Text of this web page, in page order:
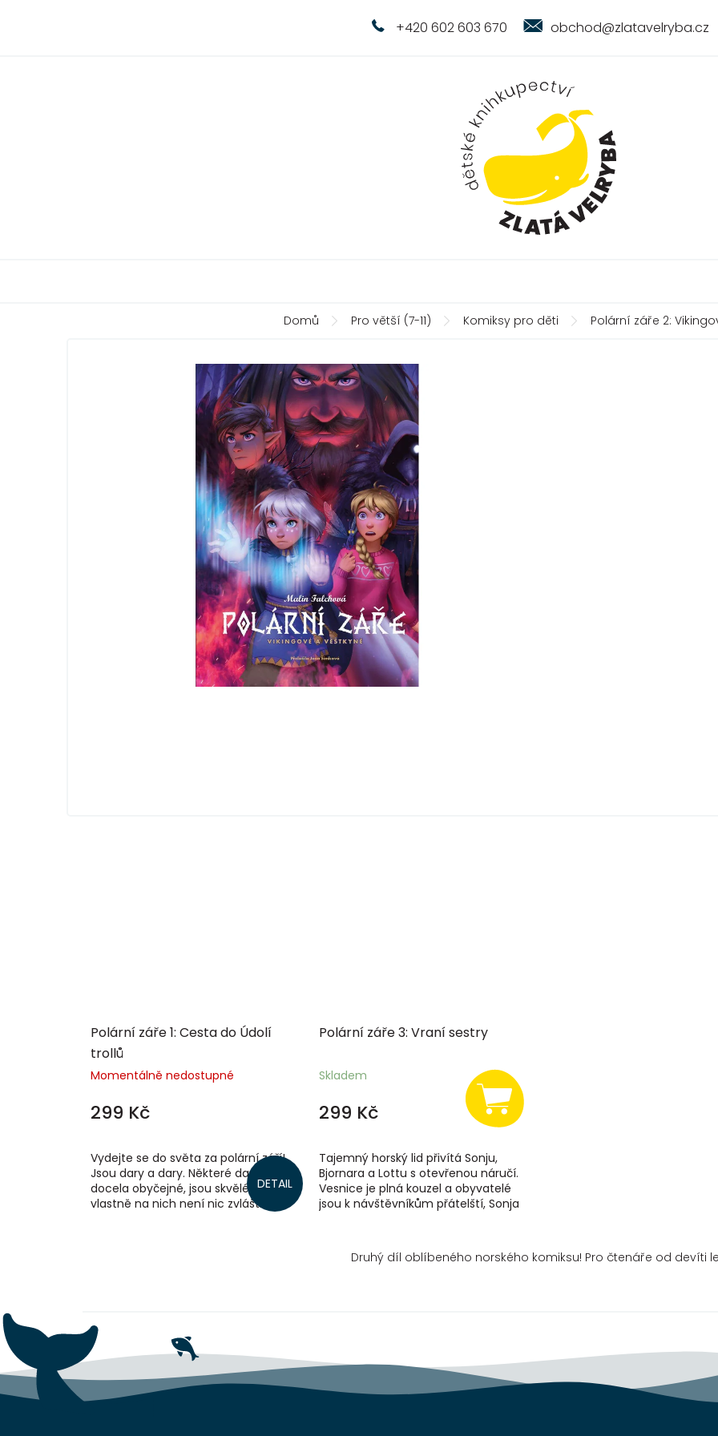
+420 602 603 670 obchod@zlatavelryba.cz
Domů Pro větší (7-11) Komiksy pro děti Polární záře 2:
Polární záře 1: Cesta do Údolí
trollů
Momentálně nedostupné
299 Kč
DETAIL
Vydejte se do světa za polární září!
Jsou dary a dary. Některé dary jsou
docela obyčejné, jsou skvělé, ale
vlastně na nich není nic zvláštního.
Polární záře 3: Vraní sestry
Skladem
299 Kč
Tajemný horský lid přivítá Sonju,
Bjornara a Lottu s otevřenou náručí.
Vesnice je plná kouzel a obyvatelé
jsou k návštěvníkům přátelští, Sonja
Druhý díl oblíbeného norského komiksu! Pro čtenáře od devíti